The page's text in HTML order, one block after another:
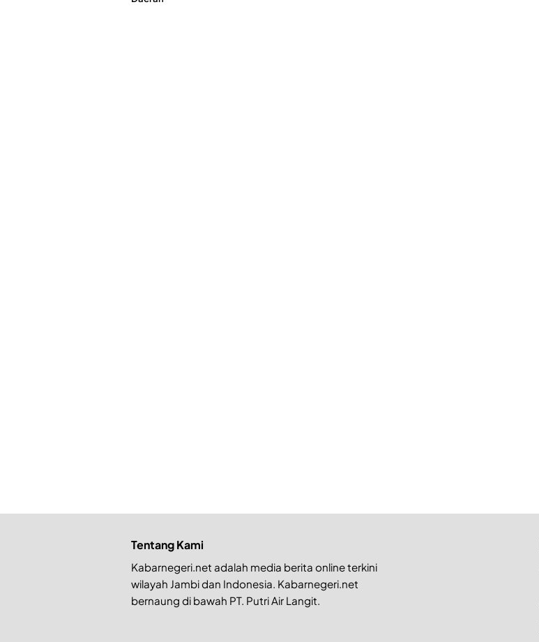
Tentang Kami
Kabarnegeri.net adalah media berita online terkini
wilayah Jambi dan Indonesia. Kabarnegeri.net
bernaung di bawah PT. Putri Air Langit.